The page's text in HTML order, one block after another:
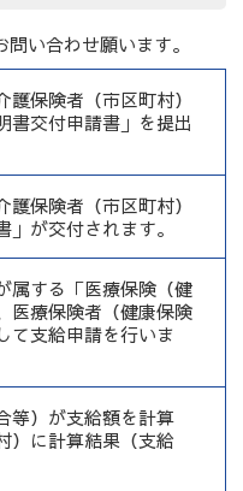
い合わせ願います。
保険者（市区町村）
書交付申請書」を提出
保険者（市区町村）
が交付されます。
属する「医療保険（健
医療保険者（健康保険
て支給申請を行いま
等）が支給額を計算
）に計算結果（支給